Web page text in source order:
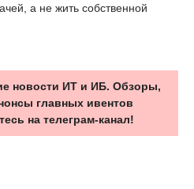
а не жить собственной
новости ИТ и ИБ. Обзоры,
главных ивентов
на телеграм-канал!